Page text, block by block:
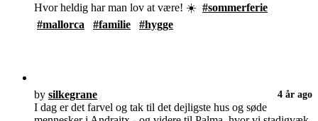
Hvor heldig har man lov at være! ☀️ #sommerferie
#mallorca
#familie #hygge
by silkegrane 4 år ago
I dag er det farvel og tak til det dejligste hus og søde